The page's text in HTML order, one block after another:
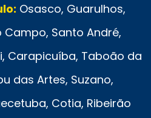
Osasco, Guarulhos,
Santo André,
Carapicuíba, Taboão da
das Artes, Suzano,
Cotia, Ribeirão